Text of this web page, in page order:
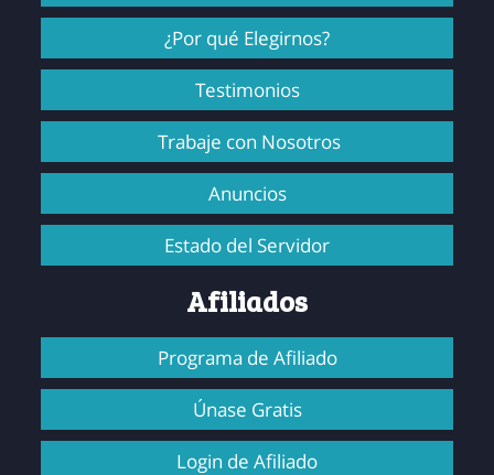
¿Por qué Elegirnos?
Testimonios
Trabaje con Nosotros
Anuncios
Estado del Servidor
Afiliados
Programa de Afiliado
Únase Gratis
Login de Afiliado